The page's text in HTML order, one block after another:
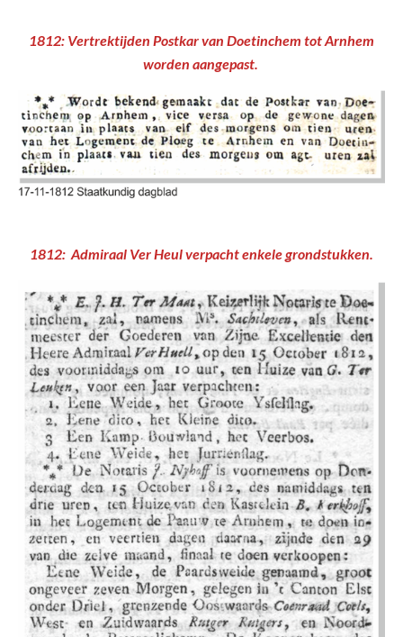
1812: Vertrektijden Postkar van Doetinchem tot Arnhem
worden aangepast.
1812: Admiraal Ver Heul verpacht enkele grondstukken.